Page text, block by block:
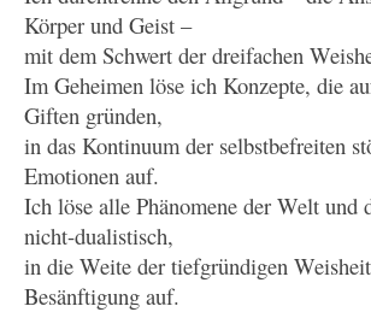
Körper und Geist –
mit dem Schwert der dreifachen
Im Geheimen löse ich Konzepte, die
Giften gründen,
in das Kontinuum der selbstbefreiten
Emotionen auf.
Ich löse alle Phänomene der Welt und
nicht-dualistisch,
in die Weite der tiefgründigen
Besänftigung auf.